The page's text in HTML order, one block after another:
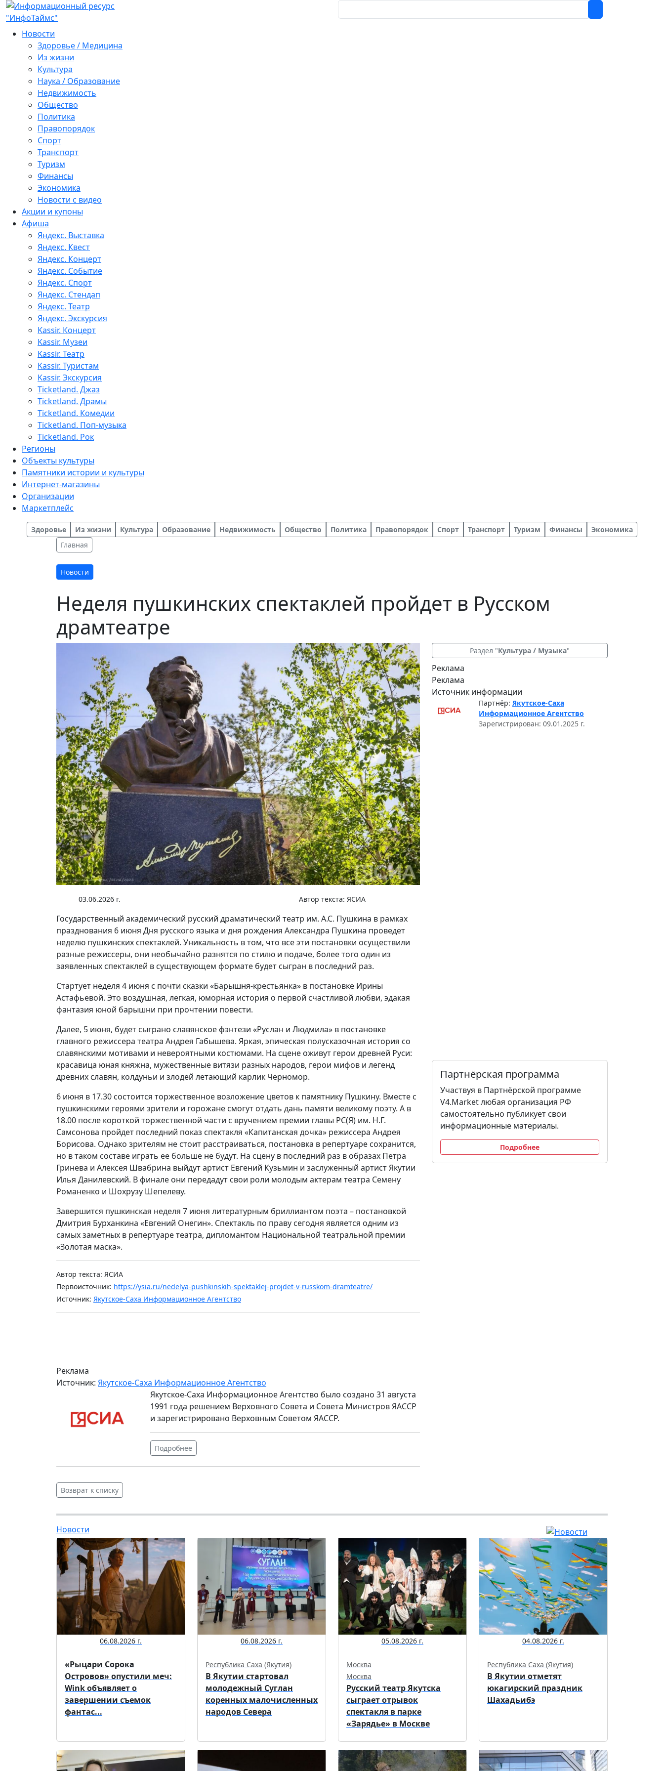
Новости
Здоровье / Медицина
Из жизни
Культура
Наука / Образование
Недвижимость
Общество
Политика
Правопорядок
Спорт
Транспорт
Туризм
Финансы
Экономика
Новости с видео
Акции и купоны
Афиша
Яндекс. Выставка
Яндекс. Квест
Яндекс. Концерт
Яндекс. Событие
Яндекс. Спорт
Яндекс. Стендап
Яндекс. Театр
Яндекс. Экскурсия
Kassir. Концерт
Kassir. Музеи
Kassir. Театр
Kassir. Туристам
Kassir. Экскурсия
Ticketland. Джаз
Ticketland. Драмы
Ticketland. Комедии
Ticketland. Поп-музыка
Ticketland. Рок
Регионы
Объекты культуры
Памятники истории и культуры
Интернет-магазины
Организации
Маркетплейс
Здоровье Из жизни Культура Образование Недвижимость Общество Политика Правопорядок Спорт Транспорт Туризм Финансы
Экономика
Главная
Новости
Неделя пушкинских спектаклей пройдет в Русском
драмтеатре
03.06.2026 г. Автор текста: ЯСИА
Государственный академический русский драматический театр им. А.С. Пушкина в рамках
празднования 6 июня Дня русского языка и дня рождения Александра Пушкина проведет
неделю пушкинских спектаклей. Уникальность в том, что все эти постановки осуществили
разные режиссеры, они необычайно разнятся по стилю и подаче, более того один из
заявленных спектаклей в существующем формате будет сыгран в последний раз.
Стартует неделя 4 июня с почти сказки «Барышня-крестьянка» в постановке Ирины
Астафьевой. Это воздушная, легкая, юморная история о первой счастливой любви, эдакая
фантазия юной барышни при прочтении повести.
Далее, 5 июня, будет сыграно славянское фэнтези «Руслан и Людмила» в постановке
главного режиссера театра Андрея Габышева. Яркая, эпическая полусказочная история со
славянскими мотивами и невероятными костюмами. На сцене оживут герои древней Руси:
красавица юная княжна, мужественные витязи разных народов, герои мифов и легенд
древних славян, колдуньи и злодей летающий карлик Черномор.
6 июня в 17.30 состоится торжественное возложение цветов к памятнику Пушкину. Вместе с
пушкинскими героями зрители и горожане смогут отдать дань памяти великому поэту. А в
18.00 после короткой торжественной части с вручением премии главы РС(Я) им. Н.Г.
Самсонова пройдет последний показ спектакля «Капитанская дочка» режиссера Андрея
Борисова. Однако зрителям не стоит расстраиваться, постановка в репертуаре сохранится,
но в таком составе играть ее больше не будут. На сцену в последний раз в образах Петра
Гринева и Алексея Швабрина выйдут артист Евгений Кузьмин и заслуженный артист Якутии
Илья Данилевский. В финале они передадут свои роли молодым актерам театра Семену
Романенко и Шохрузу Шепелеву.
Завершится пушкинская неделя 7 июня литературным бриллиантом поэта – постановкой
Дмитрия Бурханкина «Евгений Онегин». Спектакль по праву сегодня является одним из
самых заметных в репертуаре театра, дипломантом Национальной театральной премии
«Золотая маска».
Автор текста: ЯСИА
Первоисточник: https://ysia.ru/nedelya-pushkinskih-spektaklej-projdet-v-russkom-dramteatre/
Источник: Якутское-Саха Информационное Агентство
Реклама
Источник: Якутское-Саха Информационное Агентство
Якутское-Саха Информационное Агентство было создано 31 августа
1991 года решением Верховного Совета и Совета Министров ЯАССР
и зарегистрировано Верховным Советом ЯАССР.
Подробнее
Раздел "Культура / Музыка"
Реклама
Реклама
Источник информации
Партнёр: Якутское-Саха
Информационное Агентство
Зарегистрирован: 09.01.2025 г.
Партнёрская программа
Участвуя в Партнёрской программе
V4.Market любая организация РФ
самостоятельно публикует свои
информационные материалы.
Подробнее
Возврат к списку
Новости
06.08.2026 г.
«Рыцари Сорока
Островов» опустили меч:
Wink объявляет о
завершении съемок
фантас...
06.08.2026 г.
Республика Саха (Якутия)
В Якутии стартовал
молодежный Суглан
коренных малочисленных
народов Севера
05.08.2026 г.
Москва
Москва
Русский театр Якутска
сыграет отрывок
спектакля в парке
«Зарядье» в Москве
04.08.2026 г.
Республика Саха (Якутия)
В Якутии отметят
юкагирский праздник
Шахадьибэ